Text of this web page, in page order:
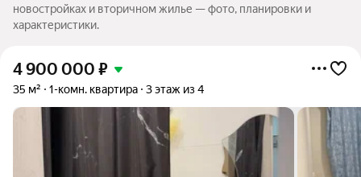
новостройках и вторичном жилье — фото, планировки и
характеристики.
4 900 000 ₽
35 м² 1-комн. квартира 3 этаж из 4